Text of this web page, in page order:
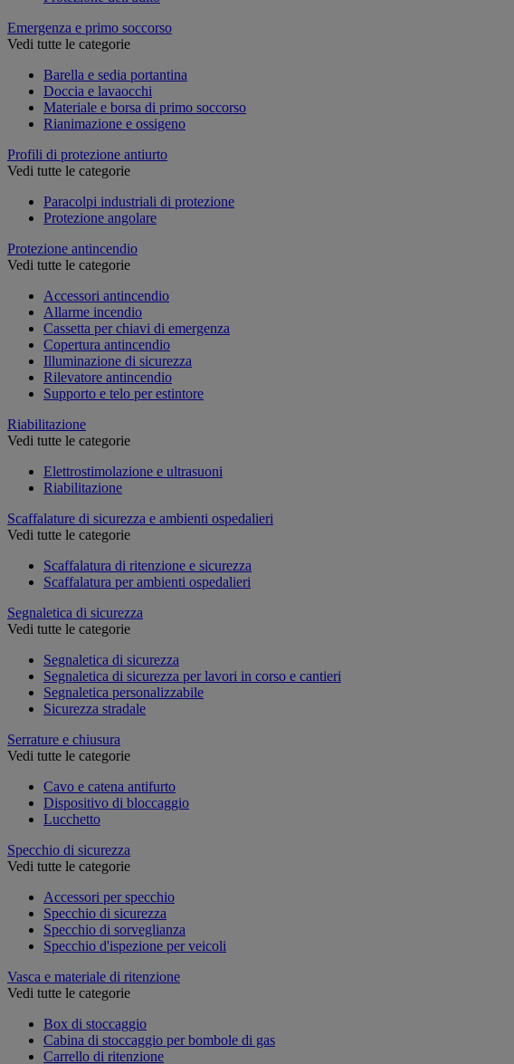
Emergenza e primo soccorso
Vedi tutte le categorie
Barella e sedia portantina
Doccia e lavaocchi
Materiale e borsa di primo soccorso
Rianimazione e ossigeno
Profili di protezione antiurto
Vedi tutte le categorie
Paracolpi industriali di protezione
Protezione angolare
Protezione antincendio
Vedi tutte le categorie
Accessori antincendio
Allarme incendio
Cassetta per chiavi di emergenza
Copertura antincendio
Illuminazione di sicurezza
Rilevatore antincendio
Supporto e telo per estintore
Riabilitazione
Vedi tutte le categorie
Elettrostimolazione e ultrasuoni
Riabilitazione
Scaffalature di sicurezza e ambienti ospedalieri
Vedi tutte le categorie
Scaffalatura di ritenzione e sicurezza
Scaffalatura per ambienti ospedalieri
Segnaletica di sicurezza
Vedi tutte le categorie
Segnaletica di sicurezza
Segnaletica di sicurezza per lavori in corso e cantieri
Segnaletica personalizzabile
Sicurezza stradale
Serrature e chiusura
Vedi tutte le categorie
Cavo e catena antifurto
Dispositivo di bloccaggio
Lucchetto
Specchio di sicurezza
Vedi tutte le categorie
Accessori per specchio
Specchio di sicurezza
Specchio di sorveglianza
Specchio d'ispezione per veicoli
Vasca e materiale di ritenzione
Vedi tutte le categorie
Box di stoccaggio
Cabina di stoccaggio per bombole di gas
Carrello di ritenzione